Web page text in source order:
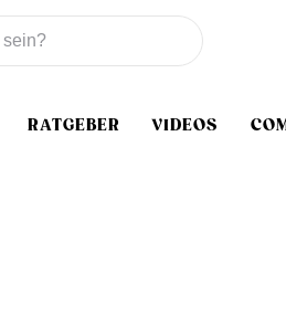
RATGEBER VIDEOS